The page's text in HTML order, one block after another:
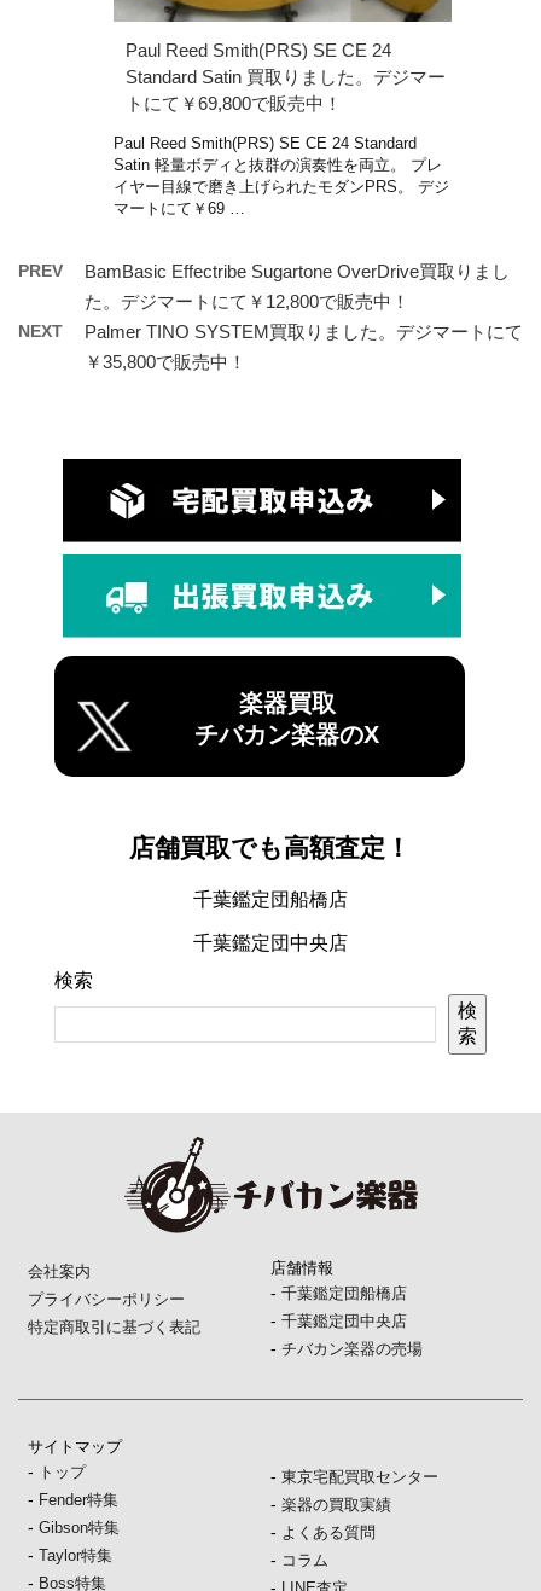
Paul Reed Smith(PRS) SE CE 24
Standard Satin 買取りました。デジマー
トにて￥69,800で販売中！
Paul Reed Smith(PRS) SE CE 24 Standard
Satin 軽量ボディと抜群の演奏性を両立。 プレ
イヤー目線で磨き上げられたモダンPRS。 デジ
マートにて￥69 …
PREV
BamBasic Effectribe Sugartone OverDrive買取りまし
た。デジマートにて￥12,800で販売中！
NEXT
Palmer TINO SYSTEM買取りました。デジマートにて
￥35,800で販売中！
楽器買取
チバカン楽器のX
店舗買取でも高額査定！
千葉鑑定団船橋店
千葉鑑定団中央店
検索
検
索
会社案内
プライバシーポリシー
特定商取引に基づく表記
店舗情報
- 千葉鑑定団船橋店
- 千葉鑑定団中央店
- チバカン楽器の売場
サイトマップ
- トップ
- Fender特集
-Gibson特集
-Taylor特集
- Boss特集
- 東京宅配買取センター
- 楽器の買取実績
- よくある質問
- コラム